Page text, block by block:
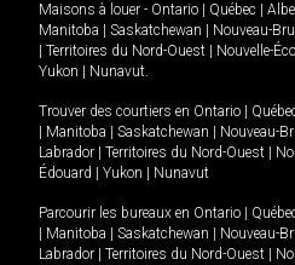
Maisons à louer - Ontario Québec
Manitoba
Saskatchewan Nouveau-
Territoires du Nord-Ouest Nouvelle-
Yukon
Nunavut.
Trouver des courtiers en Ontario
Manitoba Saskatchewan Nouveau-
Labrador
Territoires du Nord-Ouest
Édouard
Yukon Nunavut
Parcourir les bureaux en Ontario
Manitoba Saskatchewan Nouveau-
Labrador
Territoires du Nord-Ouest